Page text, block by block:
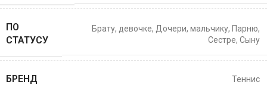
ПО
СТАТУСУ
Брату, девочке, Дочери, мальчику, Парню,
Сестре, Сыну
БРЕНД Теннис